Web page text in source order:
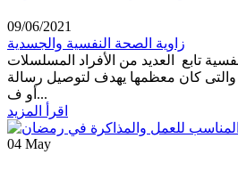
09/06/2021
زاوية الصحة النفسية والجسدية
تابع العديد من الأفراد المسلسلات
لهذا العام 2021، والتى كان معظمها يهدف لتوصيل رسالة
أو ف...
اقرأ المزيد
04 May